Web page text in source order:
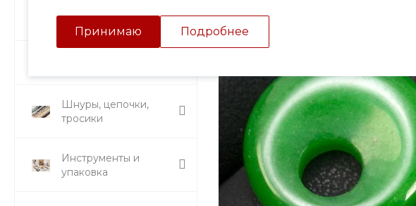
Принимаю Подробнее
Подвески и кулоны
Шнуры, цепочки,
тросики
Инструменты и
упаковка